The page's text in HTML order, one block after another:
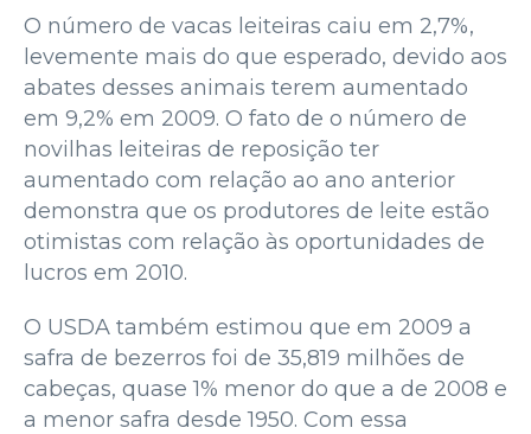
O número de vacas leiteiras caiu em 2,7%,
levemente mais do que esperado, devido aos
abates desses animais terem aumentado
em 9,2% em 2009. O fato de o número de
novilhas leiteiras de reposição ter
aumentado com relação ao ano anterior
demonstra que os produtores de leite estão
otimistas com relação às oportunidades de
lucros em 2010.
O USDA também estimou que em 2009 a
safra de bezerros foi de 35,819 milhões de
cabeças, quase 1% menor do que a de 2008 e
a menor safra desde 1950. Com essa